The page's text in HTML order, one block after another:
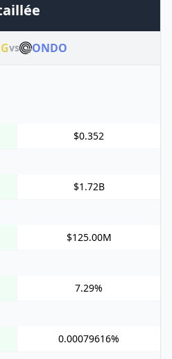
vs ONDO
$0.352
$1.72B
$125.00M
7.29%
0.00079616%